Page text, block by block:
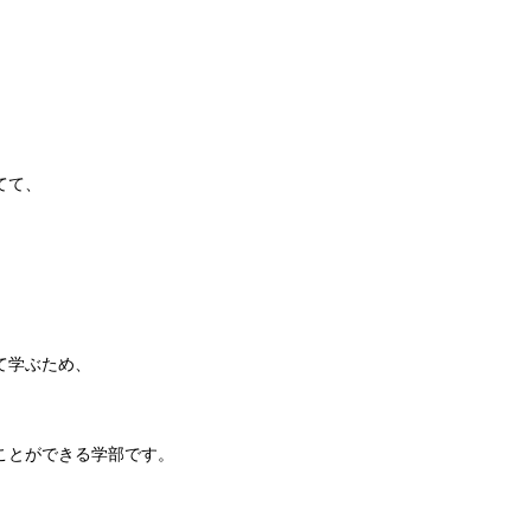
、
ぶため、
ができる学部です。